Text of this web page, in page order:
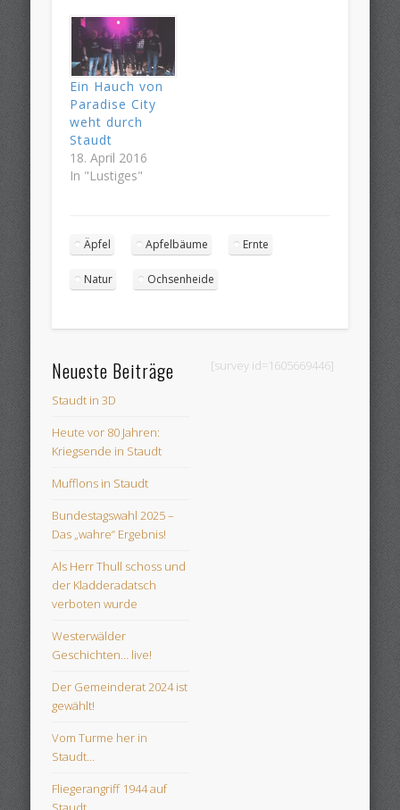
Ein Hauch von
Paradise City
weht durch
Staudt
18. April 2016
In "Lustiges"
Äpfel Apfelbäume Ernte
Natur Ochsenheide
Neueste Beiträge
Staudt in 3D
Heute vor 80 Jahren:
Kriegsende in Staudt
Mufflons in Staudt
Bundestagswahl 2025 –
Das „wahre“ Ergebnis!
Als Herr Thull schoss und
der Kladderadatsch
verboten wurde
Westerwälder
Geschichten… live!
Der Gemeinderat 2024 ist
gewählt!
Vom Turme her in
Staudt…
Fliegerangriff 1944 auf
[survey id=1605669446]